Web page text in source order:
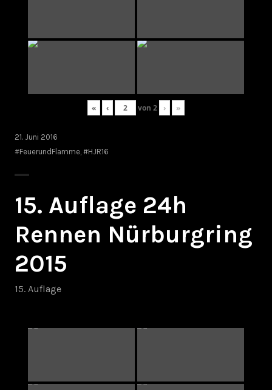
« ‹ von 2 › »
21. Juni 2016
#FeuerundFlamme #HJR16
15. Auflage 24h
Rennen Nürburgring
2015
15. Auflage